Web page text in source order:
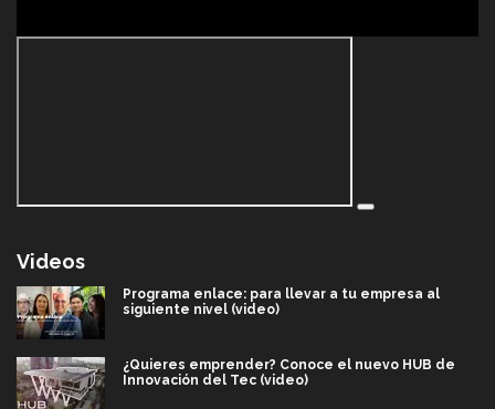
Videos
Programa enlace: para llevar a tu empresa al
siguiente nivel (video)
¿Quieres emprender? Conoce el nuevo HUB de
Innovación del Tec (video)